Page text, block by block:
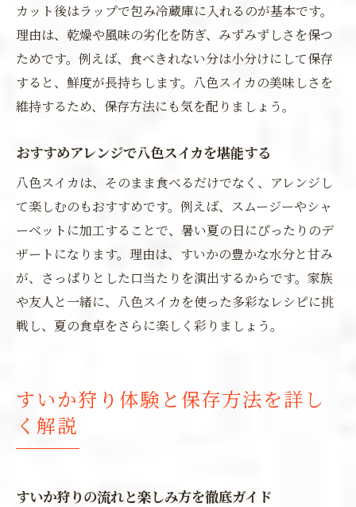
カット後はラップで包み冷蔵庫に入れるのが基本です。
理由は、乾燥や風味の劣化を防ぎ、みずみずしさを保つ
ためです。例えば、食べきれない分は小分けにして保存
すると、鮮度が長持ちします。八色スイカの美味しさを
維持するため、保存方法にも気を配りましょう。
おすすめアレンジで八色スイカを堪能する
八色スイカは、そのまま食べるだけでなく、アレンジし
て楽しむのもおすすめです。例えば、スムージーやシャ
ーベットに加工することで、暑い夏の日にぴったりのデ
ザートになります。理由は、すいかの豊かな水分と甘み
が、さっぱりとした口当たりを演出するからです。家族
や友人と一緒に、八色スイカを使った多彩なレシピに挑
戦し、夏の食卓をさらに楽しく彩りましょう。
すいか狩り体験と保存方法を詳し
く解説
すいか狩りの流れと楽しみ方を徹底ガイド